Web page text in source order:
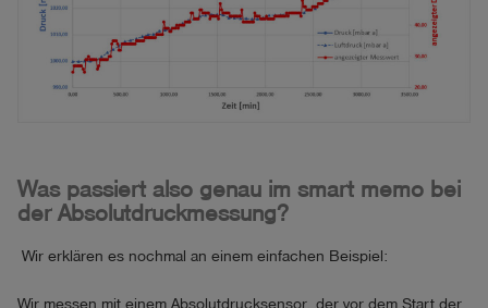
Was passiert also genau im smart memo bei
der Absolutdruckmessung?
Wir erklären es nochmal an einem einfachen Beispiel:
Wir messen mit einem Absolutdrucksensor, der vor dem Start der